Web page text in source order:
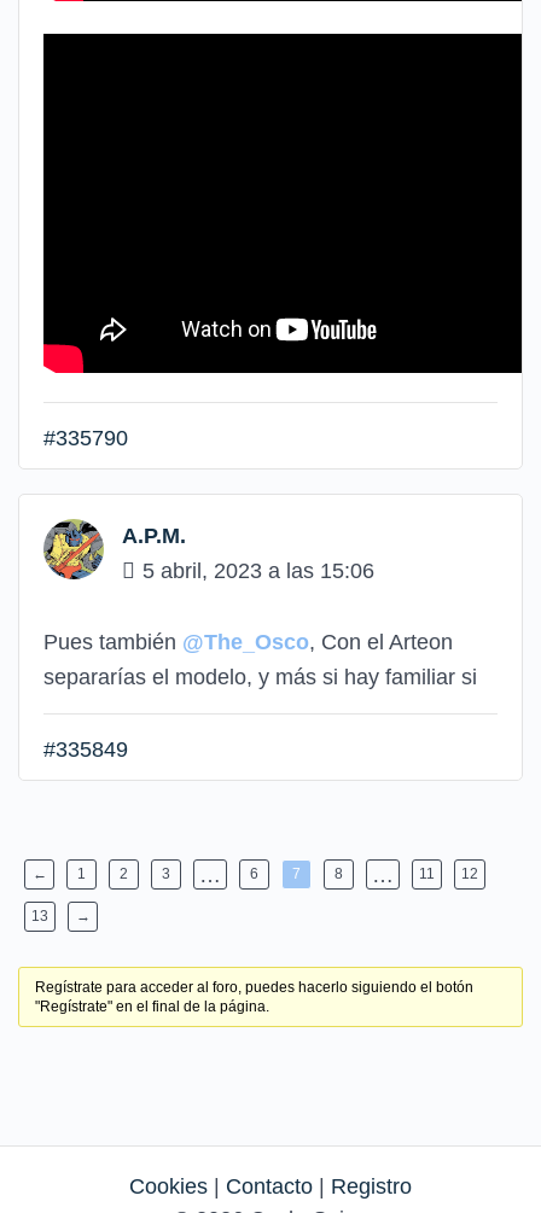
#335790
A.P.M.
5 abril, 2023 a las 15:06
Pues también @The_Osco, Con el Arteon
separarías el modelo, y más si hay familiar si
#335849
← 1 2 3 … 6 7 8 … 11 12
13 →
Regístrate para acceder al foro, puedes hacerlo siguiendo el botón
"Regístrate" en el final de la página.
Cookies Contacto
Registro